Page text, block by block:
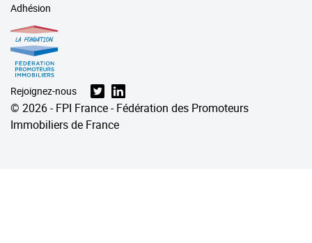
Adhésion
Rejoignez-nous
© 2026 - FPI France - Fédération des Promoteurs
Immobiliers de France